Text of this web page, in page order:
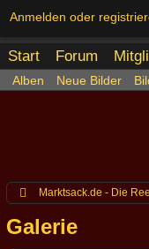
Anmelden oder
Start Forum
Alben Neue Bilder
Marktsack.de - Die
Galerie